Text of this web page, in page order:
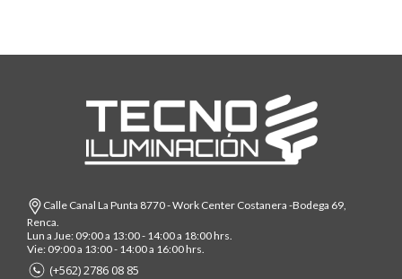
Calle Canal La Punta 8770 - Work Center Costanera -Bodega 69,
Renca.
Lun a Jue: 09:00 a 13:00 - 14:00 a 18:00 hrs.
Vie: 09:00 a 13:00 - 14:00 a 16:00 hrs.
(+562) 2786 08 85